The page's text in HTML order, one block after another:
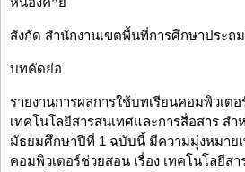
สังกัด สำนักงานเขตพื้นที่การศึกษาประถ
บทคัดย่อ
รายงานการผลการใช้บทเรียนคอมพิวเตอ
เทคโนโลยีสารสนเทศและการสื่อสาร ส
มัธยมศึกษาปีที่ 1 ฉบับนี้ มีความมุ่งหมาย
คอมพิวเตอร์ช่วยสอน เรื่อง เทคโนโลยีส